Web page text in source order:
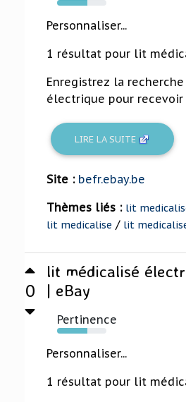
61%
Personnaliser...
1 résultat pour lit
Enregistrez la
électrique pour recevoir
LIRE LA SUITE
Site : befr.ebay.be
Thèmes liés : lit
lit medicalise / lit
0
lit médicalisé
| eBay
Pertinence
61%
Personnaliser...
1 résultat pour lit